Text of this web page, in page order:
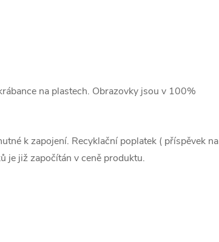
na plastech. Obrazovky jsou v 100%
k zapojení. Recyklační poplatek ( příspěvek na
je již započítán v ceně produktu.